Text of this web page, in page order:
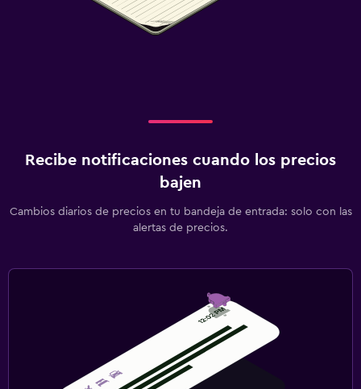
Recibe notificaciones cuando los precios
bajen
Cambios diarios de precios en tu bandeja de entrada: solo con las
alertas de precios.